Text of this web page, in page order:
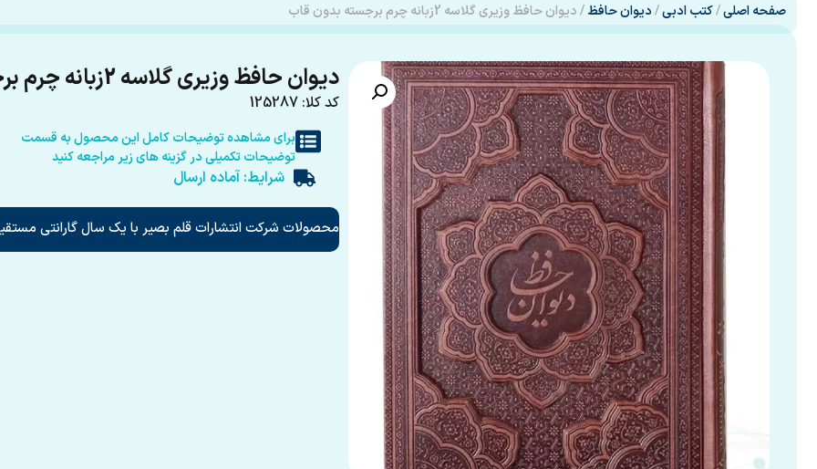
صفحه اصلی/کتب ادبی/دیوان حافظ/ دیوان حافظ وزیری گلاسه 2زبانه چرم برجسته بدون قاب
دیوان حافظ وزیری گلاسه 2زبانه چرم برجسته بدون قاب
کد کلا: 125287
برای مشاهده توضیحات کامل این محصول به قسمت
توضیحات تکمیلی در گزینه های زیر مراجعه کنید
شرایط: آماده ارسال
محصولات شرکت انتشارات قلم بصیر با یک سال گارانتی